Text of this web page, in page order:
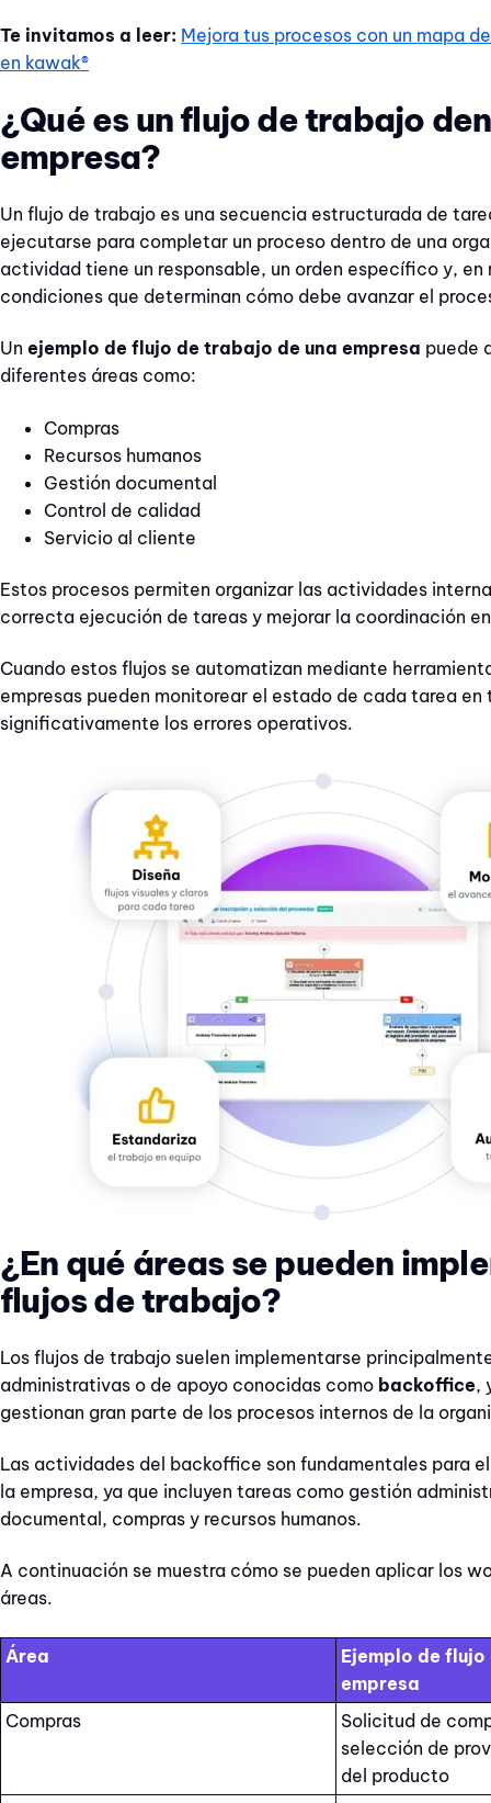
Te invitamos a leer: Mejora tus procesos con un mapa
en kawak®
¿Qué es un flujo de trabajo
empresa?
Un flujo de trabajo es una secuencia estructurada de
ejecutarse para completar un proceso dentro de una
actividad tiene un responsable, un orden específico y, en
condiciones que determinan cómo debe avanzar el
Un ejemplo de flujo de trabajo de una empresa puede
diferentes áreas como:
Compras
Recursos humanos
Gestión documental
Control de calidad
Servicio al cliente
Estos procesos permiten organizar las actividades
correcta ejecución de tareas y mejorar la coordinación
Cuando estos flujos se automatizan mediante
empresas pueden monitorear el estado de cada tarea en
significativamente los errores operativos.
¿En qué áreas se pueden
flujos de trabajo?
Los flujos de trabajo suelen implementarse
administrativas o de apoyo conocidas como backoffice,
gestionan gran parte de los procesos internos de la
Las actividades del backoffice son fundamentales para
la empresa, ya que incluyen tareas como gestión
documental, compras y recursos humanos.
A continuación se muestra cómo se pueden aplicar los
áreas.
Área
Ejemplo de
empresa
Compras
Solicitud de
selección de
del producto